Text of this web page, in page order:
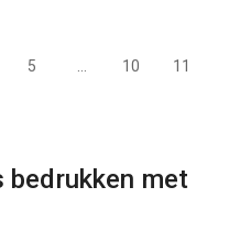
5 … 10 11
met